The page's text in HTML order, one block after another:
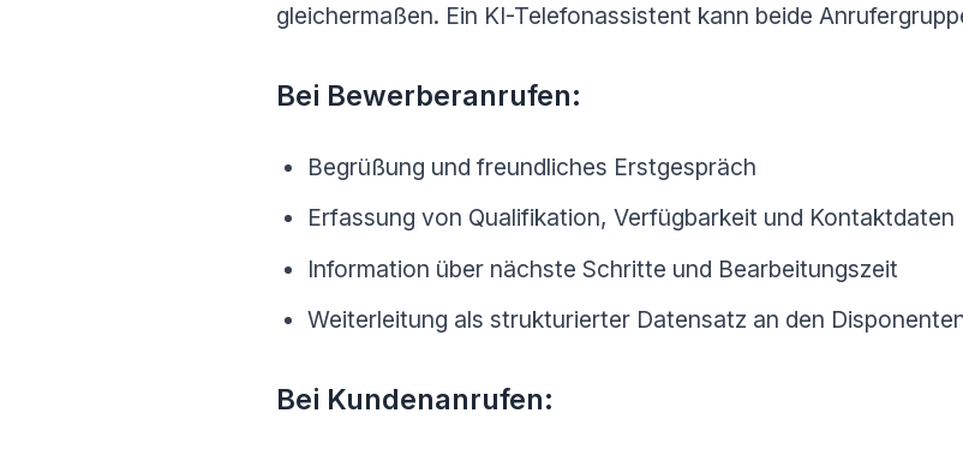
gleichermaßen. Ein KI-Telefonassistent kann beide
Bei Bewerberanrufen:
Begrüßung und freundliches Erstgespräch
Erfassung von Qualifikation, Verfügbarkeit und Kontaktdaten
Information über nächste Schritte und Bearbeitungszeit
Weiterleitung als strukturierter Datensatz an den
Bei Kundenanrufen: